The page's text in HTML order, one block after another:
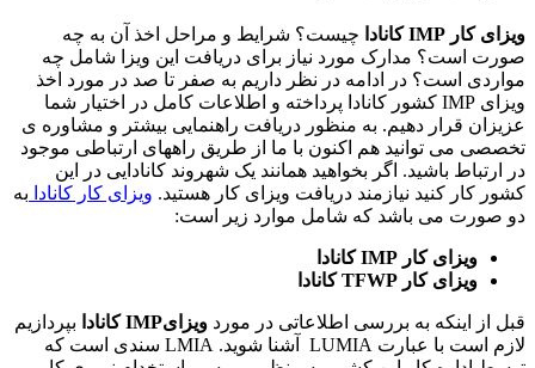
ویزای کار IMP کانادا
چیست؟ شرایط و مراحل اخذ آن به چه
صورت است؟ مدارک مورد نیاز برای دریافت این ویزا شامل چه
مواردی است؟ در ادامه در نظر داریم به صفر تا صد در مورد اخذ
ویزای IMP کشور کانادا پرداخته و اطلاعات کامل در اختیار شما
عزیزان قرار دهیم. به منظور دریافت راهنمایی بیشتر و مشاوره ی
تخصصی می توانید هم اکنون با ما از طریق راههای ارتباطی موجود
در ارتباط باشید. اگر بخواهید همانند یک شهروند کانادایی در این
کشور کار کنید نیازمند دریافت ویزای کار هستید. ویزای کار کانادا به
دو صورت می باشد که شامل موارد زیر است:
ویزای کار IMP کانادا
ویزای کار TFWP کانادا
قبل از اینکه به بررسی اطلاعاتی در مورد ویزایIMP کانادا
بپردازیم
لازم است با عبارت LUMIA آشنا شوید. LMIA سندی است که